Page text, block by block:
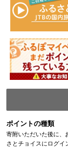
ポイントの種類
寄附いただいた後に、
さとチョイスにログイ